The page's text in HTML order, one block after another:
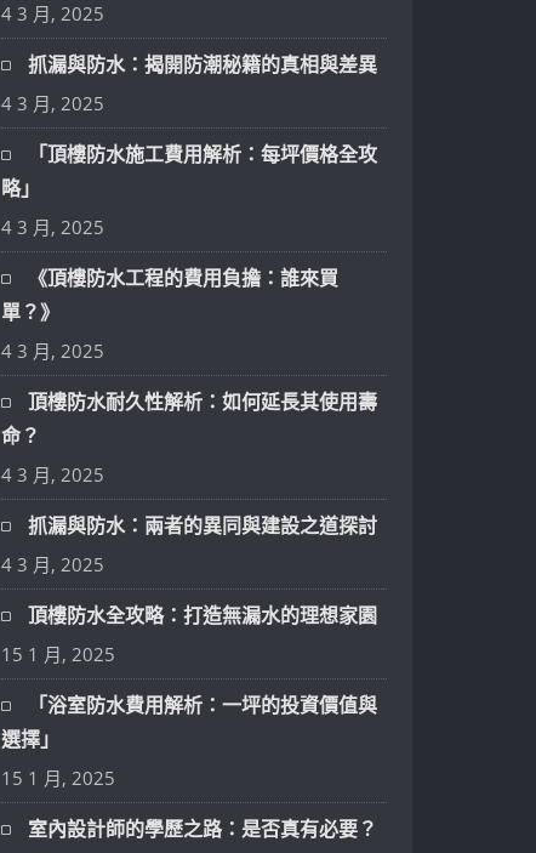
4 3 月, 2025
抓漏與防水：揭開防潮秘籍的真相與差異
4 3 月, 2025
「頂樓防水施工費用解析：每坪價格全攻
略」
4 3 月, 2025
《頂樓防水工程的費用負擔：誰來買
單？》
4 3 月, 2025
頂樓防水耐久性解析：如何延長其使用壽
命？
4 3 月, 2025
抓漏與防水：兩者的異同與建設之道探討
4 3 月, 2025
頂樓防水全攻略：打造無漏水的理想家園
15 1 月, 2025
「浴室防水費用解析：一坪的投資價值與
選擇」
15 1 月, 2025
室內設計師的學歷之路：是否真有必要？